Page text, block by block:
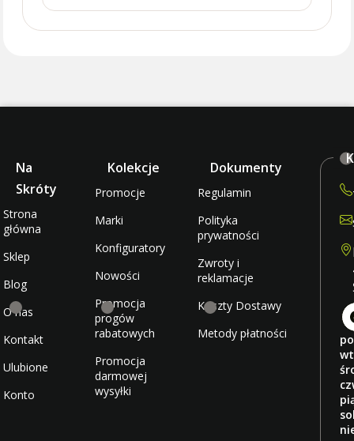
Na
Skróty
Strona
główna
Sklep
Blog
O nas
Kontakt
Ulubione
Konto
Kolekcje
Promocje
Marki
Konfiguratory
Nowości
Promocja
progów
rabatowych
Promocja
darmowej
wysyłki
Dokumenty
Regulamin
Polityka
prywatności
Zwroty i
reklamacje
Koszty Dostawy
Metody płatności